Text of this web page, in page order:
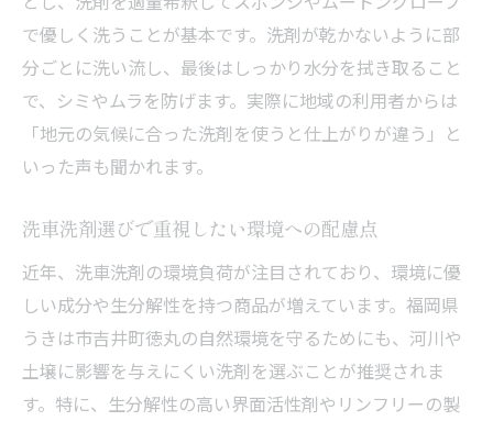
で優しく洗うことが基本です。洗剤が乾かないように部
分ごとに洗い流し、最後はしっかり水分を拭き取ること
で、シミやムラを防げます。実際に地域の利用者からは
「地元の気候に合った洗剤を使うと仕上がりが違う」と
いった声も聞かれます。
洗車洗剤選びで重視したい環境への配慮点
近年、洗車洗剤の環境負荷が注目されており、環境に優
しい成分や生分解性を持つ商品が増えています。福岡県
うきは市吉井町徳丸の自然環境を守るためにも、河川や
土壌に影響を与えにくい洗剤を選ぶことが推奨されま
す。特に、生分解性の高い界面活性剤やリンフリーの製